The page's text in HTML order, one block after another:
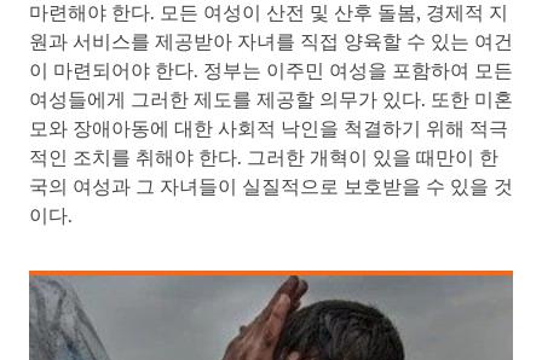
마련해야 한다. 모든 여성이 산전 및 산후 돌봄, 경제적 지
원과 서비스를 제공받아 자녀를 직접 양육할 수 있는 여건
이 마련되어야 한다. 정부는 이주민 여성을 포함하여 모든
여성들에게 그러한 제도를 제공할 의무가 있다. 또한 미혼
모와 장애아동에 대한 사회적 낙인을 척결하기 위해 적극
적인 조치를 취해야 한다. 그러한 개혁이 있을 때만이 한
국의 여성과 그 자녀들이 실질적으로 보호받을 수 있을 것
이다.